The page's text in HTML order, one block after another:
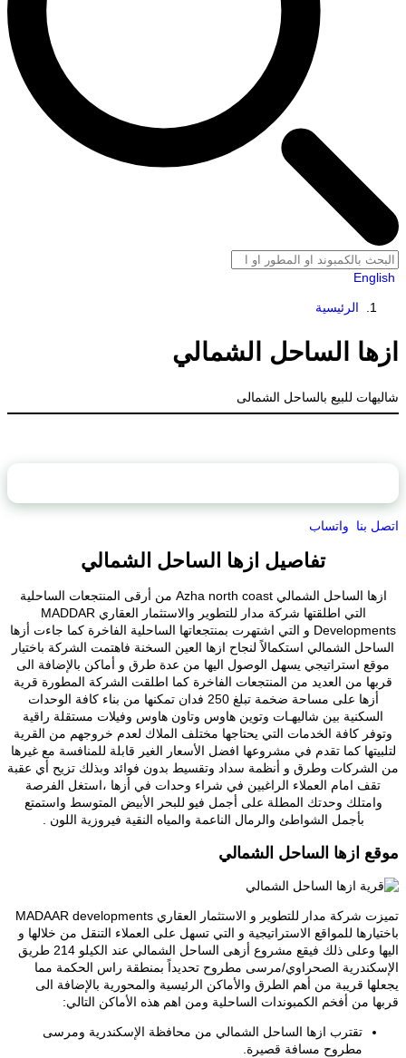
الرئيسية
ازها الساحل الشمالي
شاليهات للبيع بالساحل الشمالى
اتصل بنا واتساب
تفاصيل ازها الساحل الشمالي
ازها الساحل الشمالي Azha north coast من أرقى المنتجعات الساحلية
التي اطلقتها شركة مدار للتطوير والاستثمار العقاري MADDAR
Developments و التي اشتهرت بمنتجعاتها الساحلية الفاخرة كما جاءت أزها
الساحل الشمالي استكمالاً لنجاح ازها العين السخنة فاهتمت الشركة باختيار
موقع استراتيجي يسهل الوصول اليها من عدة طرق و أماكن بالإضافة الى
قربها من العديد من المنتجعات الفاخرة كما اطلقت الشركة المطورة قرية
أزها على مساحة ضخمة تبلغ 250 فدان تمكنها من بناء كافة الوحدات
السكنية بين شاليهـات وتوين هاوس وتاون هاوس وفيلات مستقلة راقية
وتوفر كافة الخدمات التي يحتاجها مختلف الملاك لعدم خروجهم من القرية
لتلبيتها كما تقدم في مشروعها افضل الأسعار الغير قابلة للمنافسة مع غيرها
من الشركات وطرق و أنظمة سداد وتقسيط بدون فوائد وبذلك تزيح أي عقبة
تقف امام العملاء الراغبين في شراء وحدات في أزها ،استغل الفرصة
وامتلك وحدتك المطلة على أجمل فيو للبحر الأبيض المتوسط واستمتع
بأجمل الشواطئ والرمال الناعمة والمياه النقية فيروزية اللون .
موقع ازها الساحل الشمالي
تميزت شركة مدار للتطوير و الاستثمار العقاري MADAAR developments
باختيارها للمواقع الاستراتيجية و التي تسهل على العملاء التنقل من خلالها و
اليها وعلى ذلك فيقع مشروع أزهى الساحل الشمالي عند الكيلو 214 طريق
الإسكندرية الصحراوي/مرسى مطروح تحديداً بمنطقة راس الحكمة مما
يجعلها قريبة من أهم الطرق والأماكن الرئيسية والمحورية بالإضافة الى
قربها من أفخم الكمبوندات الساحلية ومن اهم هذه الأماكن التالي:
تقترب ازها الساحل الشمالي من محافظة الإسكندرية ومرسى
مطروح مسافة قصيرة.